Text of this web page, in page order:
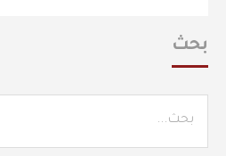
بحث